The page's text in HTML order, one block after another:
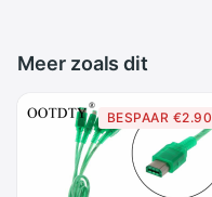
Meer zoals dit
BESPAAR €2.90